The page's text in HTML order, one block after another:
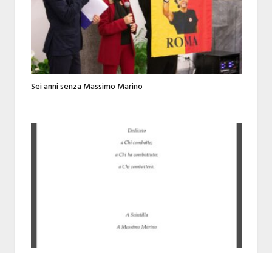
Sei anni senza Massimo Marino